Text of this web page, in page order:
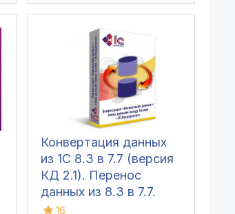
Конвертация данных
из 1С 8.3 в 7.7 (версия
КД 2.1). Перенос
данных из 8.3 в 7.7.
Создание в
16